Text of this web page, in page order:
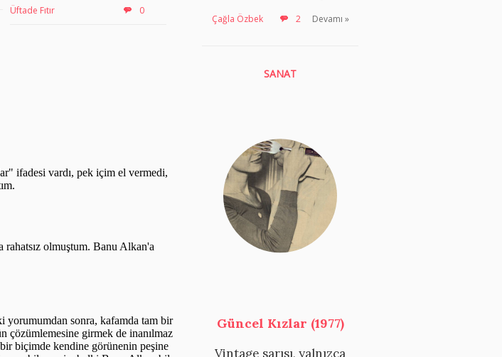
Çağla Özbek 2 Devamı »
SANAT
Güncel Kızlar (1977)
Vintage sarısı, yalnızca
Üftade Fıtır 0